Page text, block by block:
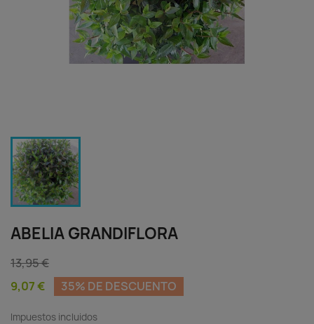
ABELIA GRANDIFLORA
13,95 €
9,07 €
35% DE DESCUENTO
Impuestos incluidos